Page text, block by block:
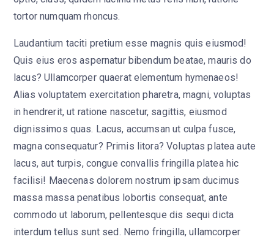
tortor numquam rhoncus.
Laudantium taciti pretium esse magnis quis eiusmod!
Quis eius eros aspernatur bibendum beatae, mauris do
lacus? Ullamcorper quaerat elementum hymenaeos!
Alias voluptatem exercitation pharetra, magni, voluptas
in hendrerit, ut ratione nascetur, sagittis, eiusmod
dignissimos quas. Lacus, accumsan ut culpa fusce,
magna consequatur? Primis litora? Voluptas platea aute
lacus, aut turpis, congue convallis fringilla platea hic
facilisi! Maecenas dolorem nostrum ipsam ducimus
massa massa penatibus lobortis consequat, ante
commodo ut laborum, pellentesque dis sequi dicta
interdum tellus sunt sed. Nemo fringilla, ullamcorper